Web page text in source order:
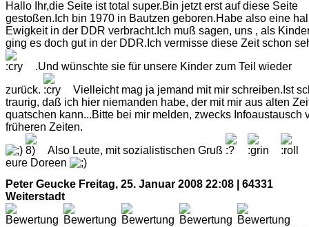
Hallo Ihr,die Seite ist total super.Bin jetzt erst auf diese Seite
gestoßen.Ich bin 1970 in Bautzen geboren.Habe also eine
Ewigkeit in der DDR verbracht.Ich muß sagen, uns , als
ging es doch gut in der DDR.Ich vermisse diese Zeit schon
.Und wünschte sie für unsere Kinder zum Teil wieder
zurück.
Vielleicht mag ja jemand mit mir schreiben.Ist
traurig, daß ich hier niemanden habe, der mit mir aus alten
quatschen kann...Bitte bei mir melden, zwecks Infoaustausch
früheren Zeiten.
Also Leute, mit sozialistischen Gruß
eure Doreen
Peter Geucke Freitag, 25. Januar 2008 22:08 | 64331
Weiterstadt